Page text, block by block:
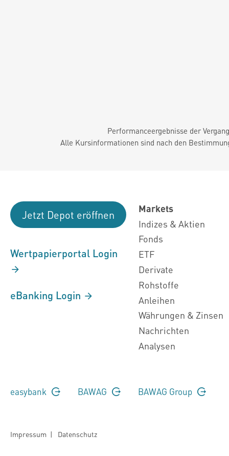
Performanceergebnisse der
Alle Kursinformationen sind nach den
Jetzt Depot eröffnen
Wertpapierportal Login
eBanking Login
Markets
Indizes & Aktien
Fonds
ETF
Derivate
Rohstoffe
Anleihen
Währungen & Zinsen
Nachrichten
Analysen
easybank BAWAG BAWAG Group
Impressum | Datenschutz